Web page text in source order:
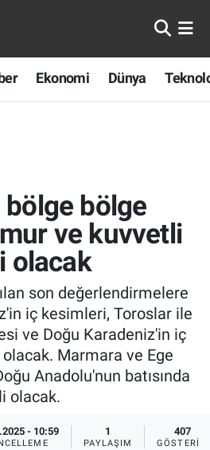
Ekonomi Dünya
bölge
ve kuvvetli
olacak
son değerlendirmelere
iç kesimleri, Toroslar ile
ve Doğu Karadeniz'in iç
Marmara ve Ege
Anadolu'nun batısında
olacak.
- 10:59 1
PAYLAŞIM
407
GÖSTERIM
Evrenive Fikstür